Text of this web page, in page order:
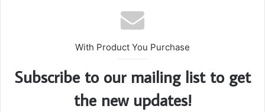
With Product You Purchase
Subscribe to our mailing list to get
the new updates!